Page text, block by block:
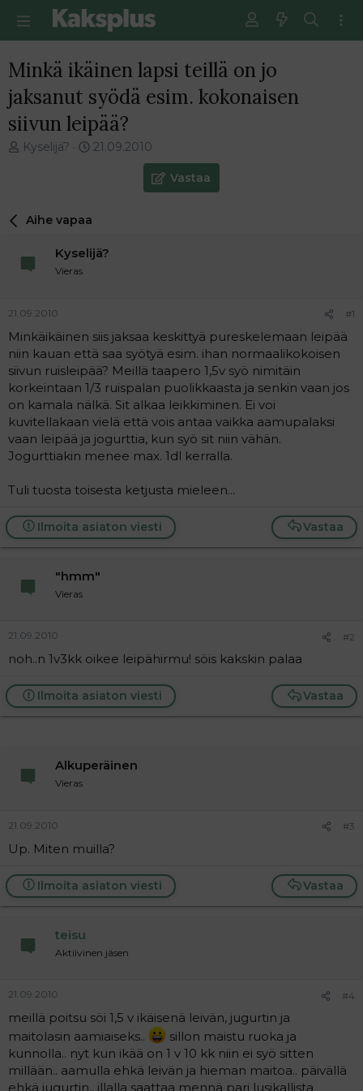
Minkä ikäinen lapsi teillä on jo
jaksanut syödä esim. kokonaisen
siivun leipää?
V
e
t
n
a
o
i
t
t
a
j
a
Kyselijä?
E
i
i
e
s
t
21.09.2010
Vastaa
Aihe vapaa
Kyselijä?
Vieras
21.09.2010 #1
Minkäikäinen siis jaksaa keskittyä pureskelemaan leipää
niin kauan että saa syötyä esim. ihan normaalikokoisen
siivun ruisleipää? Meillä taapero 1,5v syö nimitäin
korkeintaan 1/3 ruispalan puolikkaasta ja senkin vaan jos
on kamala nälkä. Sit alkaa leikkiminen. Ei voi
kuvitellakaan vielä että vois antaa vaikka aamupalaksi
vaan leipää ja jogurttia, kun syö sit niin vähän.
Jogurttiakin menee max. 1dl kerralla.
Tuli tuosta toisesta ketjusta mieleen...
Vastaa
Ilmoita asiaton viesti
"hmm"
Vieras
21.09.2010 #2
noh..n 1v3kk oikee leipähirmu! söis kakskin palaa
Vastaa
Ilmoita asiaton viesti
Alkuperäinen
Vieras
21.09.2010 #3
Up. Miten muilla?
Vastaa
Ilmoita asiaton viesti
teisu
Aktiivinen jäsen
21.09.2010 #4
meillä poitsu söi 1,5 v ikäisenä leivän, jugurtin ja
maitolasin aamiaiseks..
sillon maistu ruoka ja
kunnolla.. nyt kun ikää on 1 v 10 kk niin ei syö sitten
millään.. aamulla ehkä leivän ja hieman maitoa.. päivällä
ehkä jugurtin.. illalla saattaa mennä pari lusikallista